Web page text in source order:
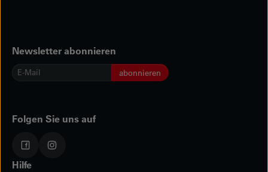
Newsletter abonnieren
E-
abonnieren
Folgen Sie uns auf
Hilfe